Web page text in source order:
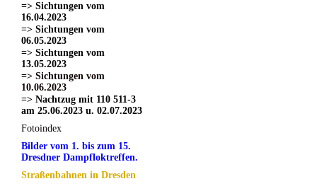
=> Sichtungen vom
16.04.2023
=> Sichtungen vom
06.05.2023
=> Sichtungen vom
13.05.2023
=> Sichtungen vom
10.06.2023
=> Nachtzug mit 110 511-3
am 25.06.2023 u. 02.07.2023
Fotoindex
Bilder vom 1. bis zum 15.
Dresdner Dampfloktreffen.
Straßenbahnen in Dresden